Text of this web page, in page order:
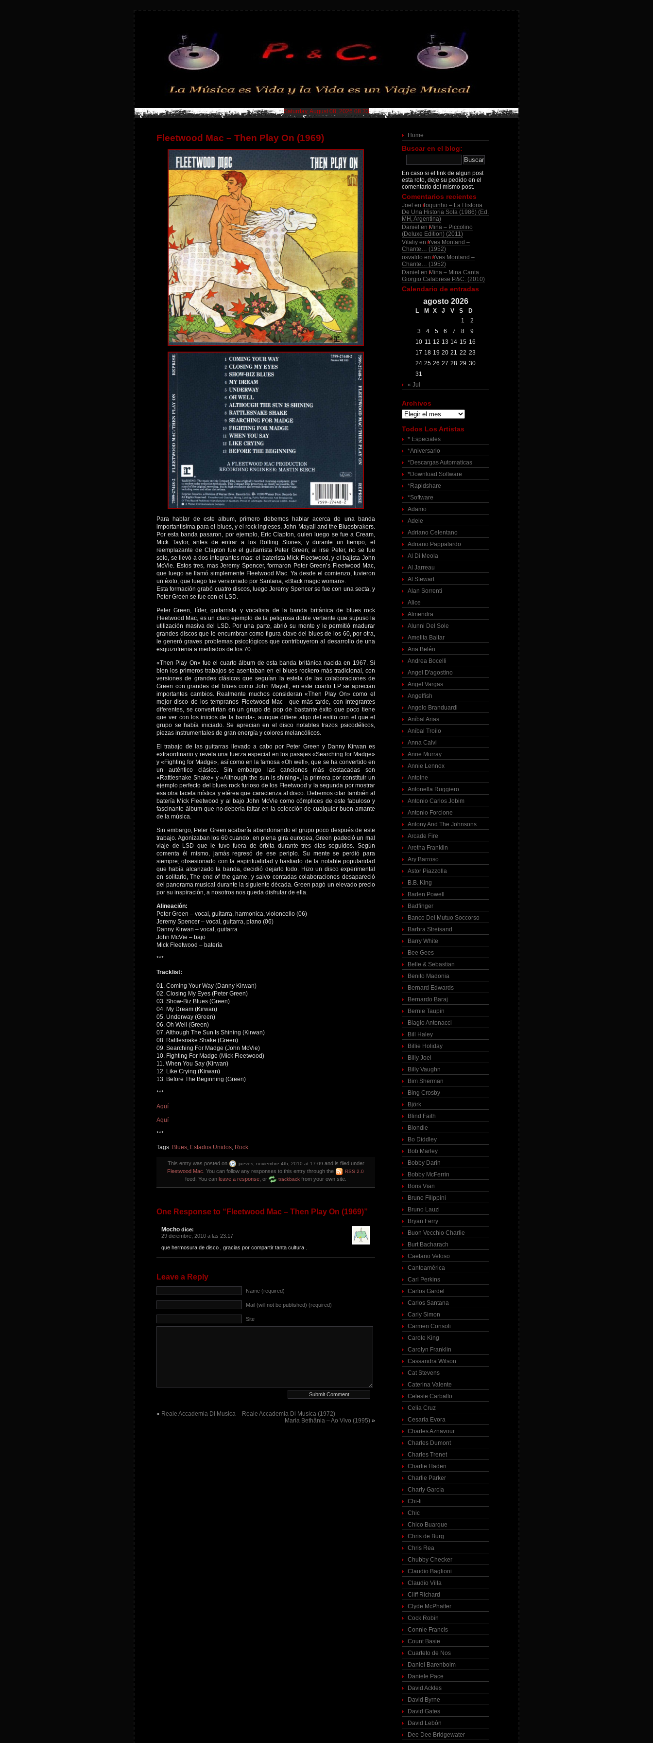
Saturday, August 08, 2026 08:33
Fleetwood Mac – Then Play On (1969)
Para hablar de este album, primero debemos hablar acerca de una banda
importantísima para el blues, y el rock ingleses, John Mayall and the Bluesbrakers.
Por esta banda pasaron, por ejemplo, Eric Clapton, quien luego se fue a Cream,
Mick Taylor, antes de entrar a los Rolling Stones, y durante un tiempo, el
reemplazante de Clapton fue el guitarrista Peter Green; al irse Peter, no se fue
solo, se llevó a dos integrantes mas: el baterista Mick Fleetwood, y el bajista John
McVie. Estos tres, mas Jeremy Spencer, formaron Peter Green’s Fleetwood Mac,
que luego se llamó simplemente Fleetwood Mac. Ya desde el comienzo, tuvieron
un éxito, que luego fue versionado por Santana, «Black magic woman».
Esta formación grabó cuatro discos, luego Jeremy Spencer se fue con una secta, y
Peter Green se fue con el LSD.
Peter Green, líder, guitarrista y vocalista de la banda británica de blues rock
Fleetwood Mac, es un claro ejemplo de la peligrosa doble vertiente que supuso la
utilización masiva del LSD. Por una parte, abrió su mente y le permitió madurar
grandes discos que le encumbran como figura clave del blues de los 60, por otra,
le generó graves problemas psicológicos que contribuyeron al desarrollo de una
esquizofrenia a mediados de los 70.
«Then Play On» fue el cuarto álbum de esta banda británica nacida en 1967. Si
bien los primeros trabajos se asentaban en el blues rockero más tradicional, con
versiones de grandes clásicos que seguían la estela de las colaboraciones de
Green con grandes del blues como John Mayall, en este cuarto LP se aprecian
importantes cambios. Realmente muchos consideran «Then Play On» como el
mejor disco de los tempranos Fleetwood Mac –que más tarde, con integrantes
diferentes, se convertirían en un grupo de pop de bastante éxito que poco tiene
que ver con los inicios de la banda-, aunque difiere algo del estilo con el que el
grupo se había iniciado. Se aprecian en el disco notables trazos psicodélicos,
piezas instrumentales de gran energía y colores melancólicos.
El trabajo de las guitarras llevado a cabo por Peter Green y Danny Kirwan es
extraordinario y revela una fuerza especial en los pasajes «Searching for Madge»
y «Fighting for Madge», así como en la famosa «Oh well», que se ha convertido en
un auténtico clásico. Sin embargo las canciones más destacadas son
«Rattlesnake Shake» y «Although the sun is shining», la primera por constituir un
ejemplo perfecto del blues rock furioso de los Fleetwood y la segunda por mostrar
esa otra faceta mística y etérea que caracteriza al disco. Debemos citar también al
batería Mick Fleetwood y al bajo John McVie como cómplices de este fabuloso y
fascinante álbum que no debería faltar en la colección de cualquier buen amante
de la música.
Sin embargo, Peter Green acabaría abandonando el grupo poco después de este
trabajo. Agonizaban los 60 cuando, en plena gira europea, Green padeció un mal
viaje de LSD que le tuvo fuera de órbita durante tres días seguidos. Según
comenta él mismo, jamás regresó de ese periplo. Su mente se perdió para
siempre; obsesionado con la espiritualidad y hastiado de la notable popularidad
que había alcanzado la banda, decidió dejarlo todo. Hizo un disco experimental
en solitario, The end of the game, y salvo contadas colaboraciones desapareció
del panorama musical durante la siguiente década. Green pagó un elevado precio
por su inspiración, a nosotros nos queda disfrutar de ella.
Alineación:
Peter Green – vocal, guitarra, harmonica, violoncello (06)
Jeremy Spencer – vocal, guitarra, piano (06)
Danny Kirwan – vocal, guitarra
John McVie – bajo
Mick Fleetwood – batería
***
Tracklist:
01. Coming Your Way (Danny Kirwan)
02. Closing My Eyes (Peter Green)
03. Show-Biz Blues (Green)
04. My Dream (Kirwan)
05. Underway (Green)
06. Oh Well (Green)
07. Although The Sun Is Shining (Kirwan)
08. Rattlesnake Shake (Green)
09. Searching For Madge (John McVie)
10. Fighting For Madge (Mick Fleetwood)
11. When You Say (Kirwan)
12. Like Crying (Kirwan)
13. Before The Beginning (Green)
***
Aquí
Aquí
***
Tags: Blues, Estados Unidos, Rock
This entry was posted on jueves, noviembre 4th, 2010 at 17:09 and is filed under
Fleetwood Mac . You can follow any responses to this entry through the RSS 2.0
feed. You can leave a response , or trackback from your own site.
One Response to “Fleetwood Mac – Then Play On (1969)”
Mocho dice:
29 diciembre, 2010 a las 23:17
que hermosura de disco , gracias por compartir tanta cultura .
Leave a Reply
Name (required)
Mail (will not be published) (required)
Site
« Reale Accademia Di Musica – Reale Accademia Di Musica (1972)
Maria Bethânia – Ao Vivo (1995) »
Home
Buscar en el blog:
En caso si el link de algun post
esta roto, deje su pedido en el
comentario del mismo post.
Comentarios recientes
Joel en Toquinho – La Historia
De Una Historia Sola (1986) (Ed.
MH, Argentina)
Daniel en Mina – Piccolino
(Deluxe Edition) (2011)
Vitaliy en Yves Montand –
Chante… (1952)
osvaldo en Yves Montand –
Chante… (1952)
Daniel en Mina – Mina Canta
Giorgio Calabrese P.&C. (2010)
Calendario de entradas
agosto 2026
L M X J V S
D
1
2
3
4 5 6 7 8
9
10 11 12 13 14 15 16
17 18 19 20 21 22 23
24 25 26 27 28 29 30
31
« Jul
Archivos
Archivos
Todos Los Artistas
* Especiales
*Aniversario
*Descargas Automaticas
*Download Software
*Rapidshare
*Software
Adamo
Adele
Adriano Celentano
Adriano Pappalardo
Al Di Meola
Al Jarreau
Al Stewart
Alan Sorrenti
Alice
Almendra
Alunni Del Sole
Amelita Baltar
Ana Belén
Andrea Bocelli
Angel D'agostino
Angel Vargas
Angelfish
Angelo Branduardi
Aníbal Arias
Aníbal Troilo
Anna Calvi
Anne Murray
Annie Lennox
Antoine
Antonella Ruggiero
Antonio Carlos Jobim
Antonio Forcione
Antony And The Johnsons
Arcade Fire
Aretha Franklin
Ary Barroso
Astor Piazzolla
B.B. King
Baden Powell
Badfinger
Banco Del Mutuo Soccorso
Barbra Streisand
Barry White
Bee Gees
Belle & Sebastian
Benito Madonia
Bernard Edwards
Bernardo Baraj
Bernie Taupin
Biagio Antonacci
Bill Haley
Billie Holiday
Billy Joel
Billy Vaughn
Bim Sherman
Bing Crosby
Björk
Blind Faith
Blondie
Bo Diddley
Bob Marley
Bobby Darin
Bobby McFerrin
Boris Vian
Bruno Filippini
Bruno Lauzi
Bryan Ferry
Buon Vecchio Charlie
Burt Bacharach
Caetano Veloso
Cantoamérica
Carl Perkins
Carlos Gardel
Carlos Santana
Carly Simon
Carmen Consoli
Carole King
Carolyn Franklin
Cassandra Wilson
Cat Stevens
Caterina Valente
Celeste Carballo
Celia Cruz
Cesaria Evora
Charles Aznavour
Charles Dumont
Charles Trenet
Charlie Haden
Charlie Parker
Charly García
Chi-li
Chic
Chico Buarque
Chris de Burg
Chris Rea
Chubby Checker
Claudio Baglioni
Claudio Villa
Cliff Richard
Clyde McPhatter
Cock Robin
Connie Francis
Count Basie
Cuarteto de Nos
Daniel Barenboim
Daniele Pace
David Ackles
David Byrne
David Gates
David Lebón
Dee Dee Bridgewater